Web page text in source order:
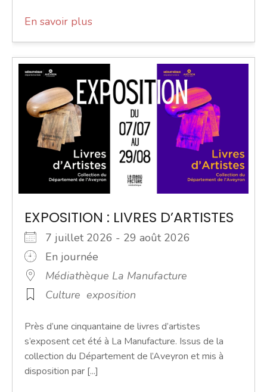
En savoir plus
EXPOSITION : LIVRES D’ARTISTES
7 juillet 2026 - 29 août 2026
En journée
Médiathèque La Manufacture
Culture exposition
Près d’une cinquantaine de livres d’artistes
s’exposent cet été à La Manufacture. Issus de la
collection du Département de l’Aveyron et mis à
disposition par [...]